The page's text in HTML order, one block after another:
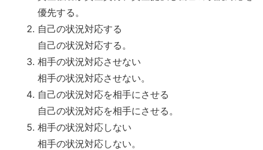
優先する。
自己の状況対応する
自己の状況対応する。
相手の状況対応させない
相手の状況対応させない。
自己の状況対応を相手にさせる
自己の状況対応を相手にさせる。
相手の状況対応しない
相手の状況対応しない。